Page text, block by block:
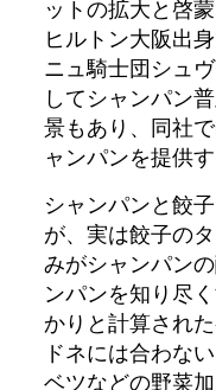
ットの拡大と啓
ヒルトン大阪出
ニュ騎士団シュ
してシャンパン
景もあり、同社
ャンパンを提供
シャンパンと餃
が、実は餃子の
みがシャンパン
ンパンを知り尽
かりと計算され
ドネには合わな
ベツなどの野菜